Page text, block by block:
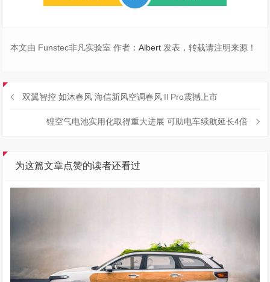
本文由 Funstec非凡实验室 作者：Albert 发表，转载请注明来源！
双翼智控 如沐春风 海信新风空调春风ⅡPro震撼上市
锂空气电池实用化取得重大进展 可助电车续航延长4倍
为这篇文章点赞的读者还看过